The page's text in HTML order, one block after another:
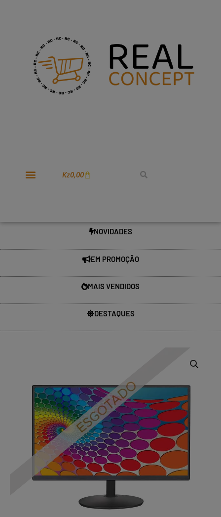
Kz0,00
NOVIDADES
EM PROMOÇÃO
MAIS VENDIDOS
DESTAQUES